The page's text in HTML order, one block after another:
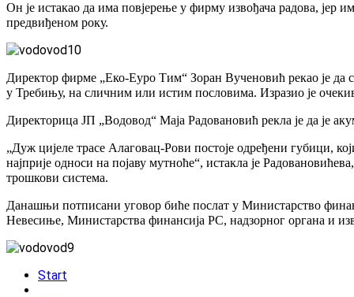
Он је истакао да има повјерење у фирму извођача радова, јер
предвиђеном року.
Директор фирме „Еко-Еуро Тим“ Зоран Вученовић рекао је да
у Требињу, на сличним или истим пословима. Изразио је
Директорица ЈП „Водовод“ Маја Радовановић рекла је да је
„Дуж цијеле трасе Алаговац-Рови постоје одређени губици,
најприје односи на појаву мутноће“, истакла је
трошкови система.
Данашњи потписани уговор биће послат у Министарство
Невесиње, Министарства финансија РС, надзорног органа и
Start